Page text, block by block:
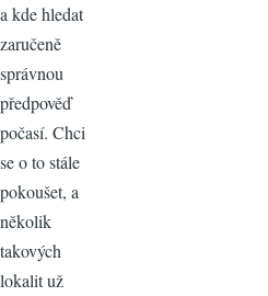
a kde hledat
zaručeně
správnou
předpověď
počasí. Chci
se o to stále
pokoušet, a
několik
takových
lokalit už